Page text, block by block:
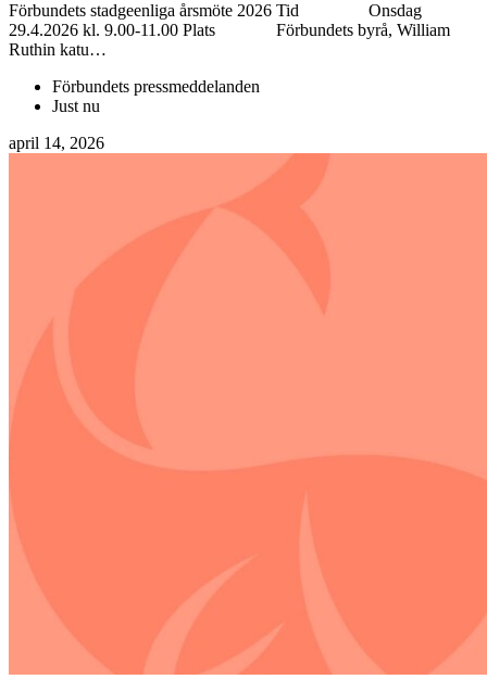
Förbundets stadgeenliga årsmöte 2026 Tid Onsdag
29.4.2026 kl. 9.00-11.00 Plats Förbundets byrå, William
Ruthin katu…
Förbundets pressmeddelanden
Just nu
april 14, 2026